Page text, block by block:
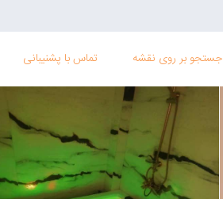
جستجو بر روی نقشه تماس با پشنیبانی